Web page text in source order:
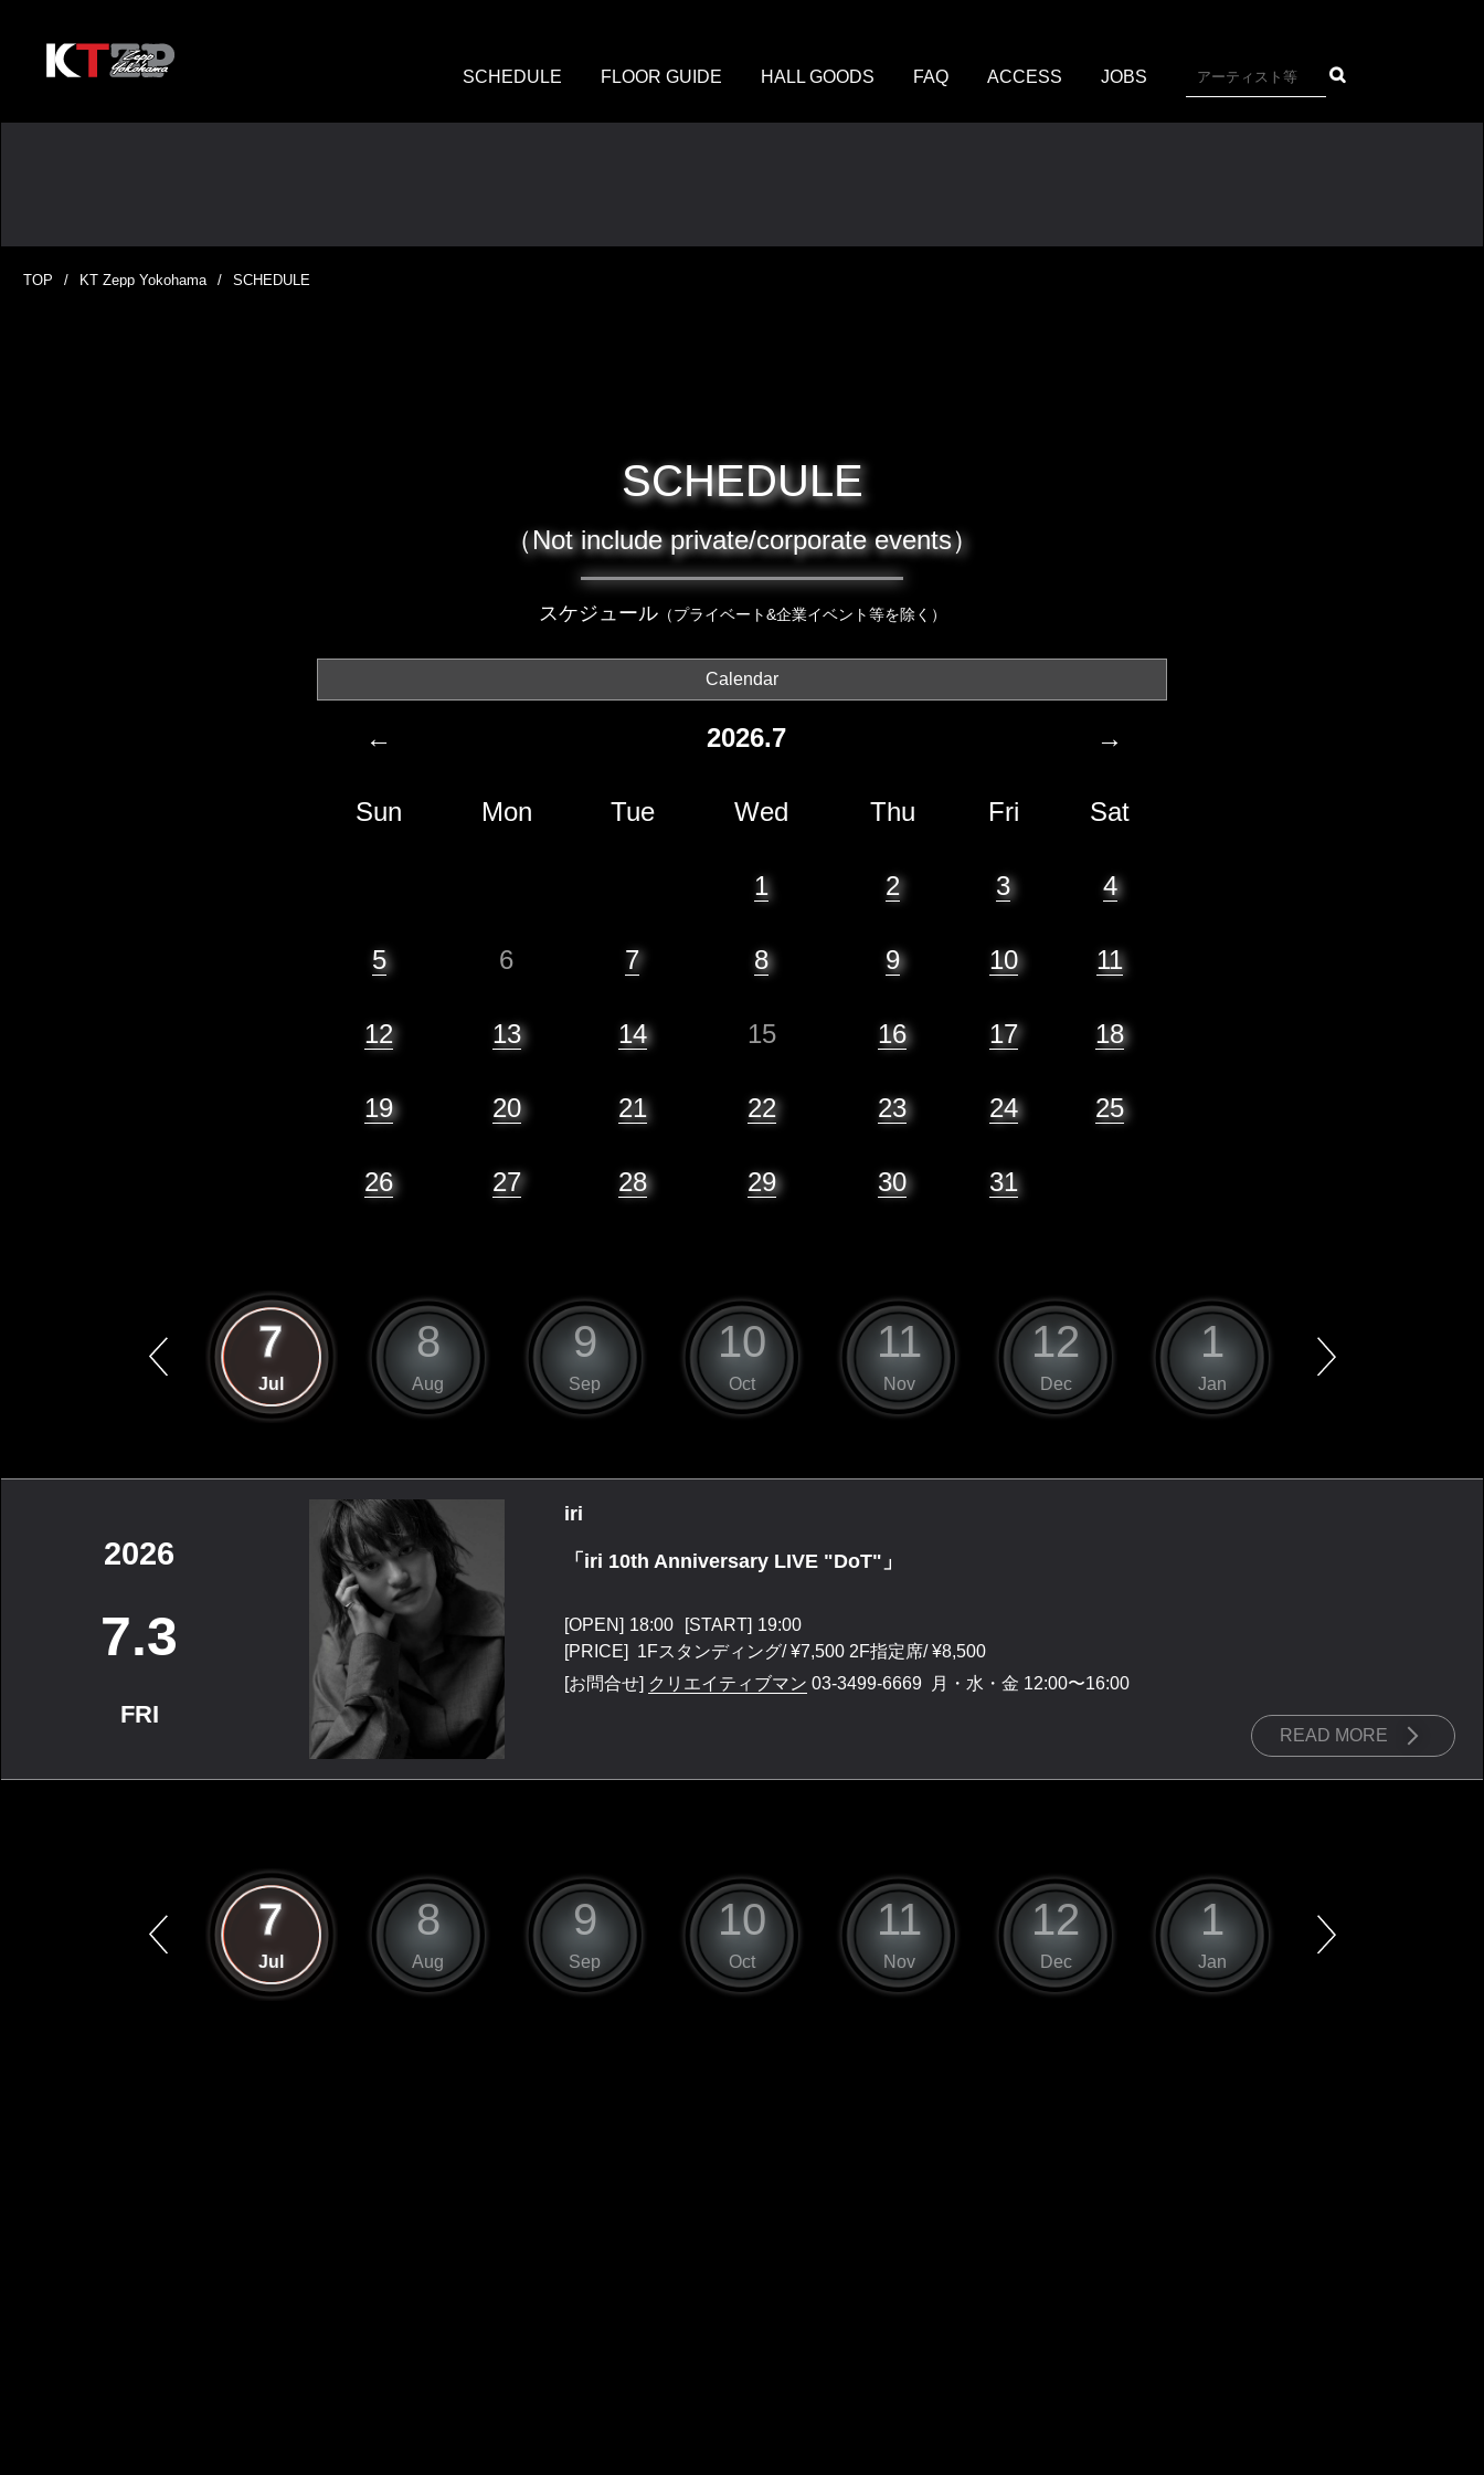
SCHEDULE FLOOR GUIDE HALL GOODS FAQ ACCESS JOBS
TOP KT Zepp Yokohama SCHEDULE
SCHEDULE
（Not include private/corporate events）
スケジュール（プライベート&企業イベント等を除く）
Calendar
← 2026.7 →
Sun Mon Tue Wed Thu Fri Sat
1 2 3 4
5 6 7 8 9 10 11
12 13 14 15 16 17 18
19 20 21 22 23 24 25
26 27 28 29 30 31
7
Jul
8
Aug
9
Sep
10
Oct
11
Nov
12
Dec
1
Jan
2026
7.3
FRI
iri
「iri 10th Anniversary LIVE "DoT"」
[OPEN] 18:00 [START] 19:00
[PRICE] 1Fスタンディング/ ¥7,500 2F指定席/ ¥8,500
[お問合せ] クリエイティブマン 03-3499-6669 月・水・金 12:00〜16:00
READ MORE
7
Jul
8
Aug
9
Sep
10
Oct
11
Nov
12
Dec
1
Jan